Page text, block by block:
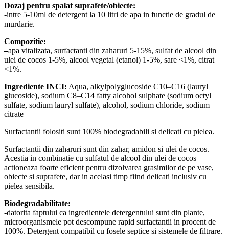
Dozaj pentru spalat suprafete/obiecte:
-intre 5-10ml de detergent la 10 litri de apa in functie de gradul de
murdarie.
Compozitie:
–apa vitalizata, surfactanti din zaharuri 5-15%, sulfat de alcool din
ulei de cocos 1-5%, alcool vegetal (etanol) 1-5%, sare <1%, citrat
<1%.
Ingrediente INCI: Aqua, alkylpolyglucoside C10–C16 (lauryl
glucoside), sodium C8–C14 fatty alcohol sulphate (sodium octyl
sulfate, sodium lauryl sulfate), alcohol, sodium chloride, sodium
citrate
Surfactantii folositi sunt 100% biodegradabili si delicati cu pielea.
Surfactantii din zaharuri sunt din zahar, amidon si ulei de cocos.
Acestia in combinatie cu sulfatul de alcool din ulei de cocos
actioneaza foarte eficient pentru dizolvarea grasimilor de pe vase,
obiecte si suprafete, dar in acelasi timp fiind delicati inclusiv cu
pielea sensibila.
Biodegradabilitate:
-datorita faptului ca ingredientele detergentului sunt din plante,
microorganismele pot descompune rapid surfactantii in procent de
100%. Detergent compatibil cu fosele septice si sistemele de filtrare.